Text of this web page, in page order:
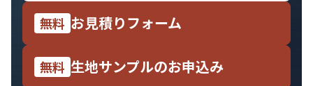
特定商取引に基づく表記
無料 お見積りフォーム
無料 生地サンプルのお申込み